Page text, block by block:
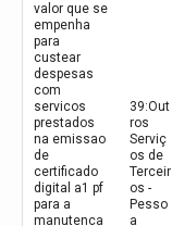
valor que se
empenha
para
custear
despesas
com
servicos
prestados
na emissao
de
certificado
digital a1 pf
para a
manutenca
39:Out
ros
Serviç
os de
Terceir
os -
Pesso
a